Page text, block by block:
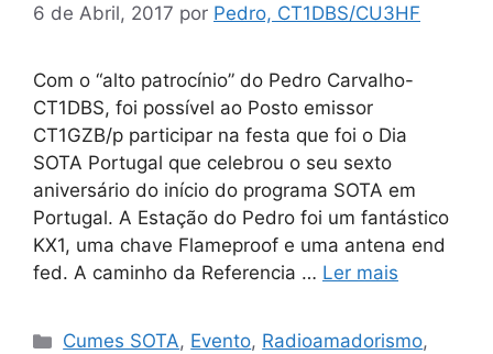
6 de Abril, 2017 por Pedro, CT1DBS/CU3HF
Com o “alto patrocínio” do Pedro Carvalho-
CT1DBS, foi possível ao Posto emissor
CT1GZB/p participar na festa que foi o Dia
SOTA Portugal que celebrou o seu sexto
aniversário do início do programa SOTA em
Portugal. A Estação do Pedro foi um fantástico
KX1, uma chave Flameproof e uma antena end
fed. A caminho da Referencia … Ler mais
Categorias
Cumes SOTA, Evento, Radioamadorismo,